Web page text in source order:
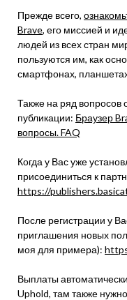
Прежде всего,
Brave, его миссией и
людей из всех стран
пользуются им, как
смартфонах,
Также на ряд вопросов
публикации: Браузер
вопросы. FAQ
Когда у Вас уже
присоединиться к
https://
После регистрации у
приглашения новых
моя для примера):
Выплаты
Uphold, там также